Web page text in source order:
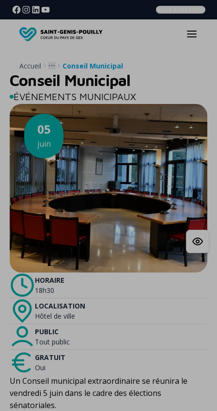
Nous contacter
Accueil MoreConseil Municipal
Conseil Municipal
ÉVÉNEMENTS MUNICIPAUX
05
juin
HORAIRE
18h30
LOCALISATION
Hôtel de ville
PUBLIC
Tout public
GRATUIT
Oui
Un Conseil municipal extraordinaire se réunira le
vendredi 5 juin dans le cadre des élections
sénatoriales.